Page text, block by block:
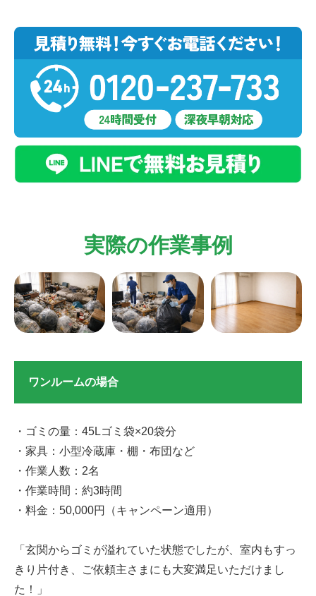
実際の作業事例
ワンルームの場合
・ゴミの量：45Lゴミ袋×20袋分
・家具：小型冷蔵庫・棚・布団など
・作業人数：2名
・作業時間：約3時間
・料金：50,000円（キャンペーン適用）
「玄関からゴミが溢れていた状態でしたが、室内もすっ
きり片付き、ご依頼主さまにも大変満足いただけまし
た！」